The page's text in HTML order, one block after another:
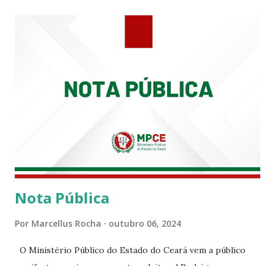
Nota Pública
Por Marcellus Rocha outubro 06, 2024
O Ministério Público do Estado do Ceará vem a público